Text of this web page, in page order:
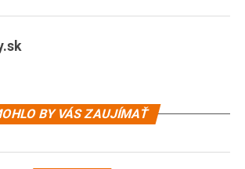
BY VÁS ZAUJÍMAŤ